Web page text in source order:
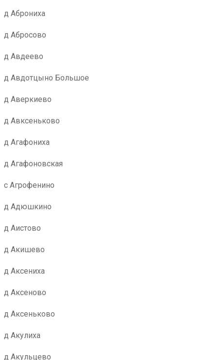
д Аброниха
д Абросово
д Авдеево
д Авдотцыно Большое
д Аверкиево
д Авксеньково
д Агафониха
д Агафоновская
с Агрофенино
д Адюшкино
д Аистово
д Акишево
д Аксениха
д Аксеново
д Аксеньково
д Акулиха
д Акульцево